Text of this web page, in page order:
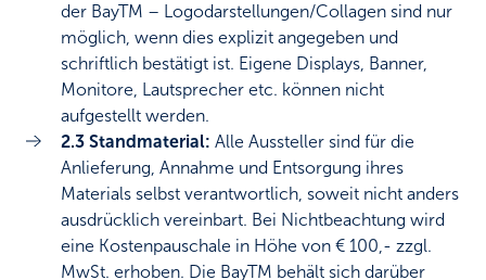
der BayTM – Logodarstellungen/Collagen sind nur
möglich, wenn dies explizit angegeben und
schriftlich bestätigt ist. Eigene Displays, Banner,
Monitore, Lautsprecher etc. können nicht
aufgestellt werden.
2.3 Standmaterial: Alle Aussteller sind für die
Anlieferung, Annahme und Entsorgung ihres
Materials selbst verantwortlich, soweit nicht anders
ausdrücklich vereinbart. Bei Nichtbeachtung wird
eine Kostenpauschale in Höhe von € 100,- zzgl.
MwSt. erhoben. Die BayTM behält sich darüber